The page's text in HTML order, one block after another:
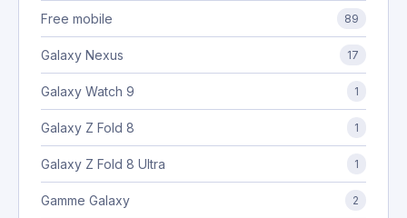
Free mobile 89
Galaxy Nexus 17
Galaxy Watch 9 1
Galaxy Z Fold 8 1
Galaxy Z Fold 8 Ultra 1
Gamme Galaxy 2